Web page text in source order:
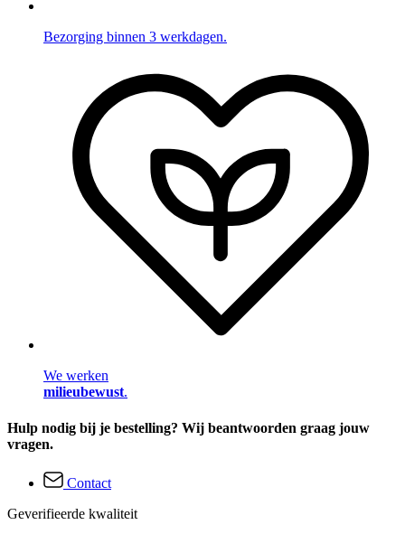
Bezorging binnen 3 werkdagen.
We werken
milieubewust.
Hulp nodig bij je bestelling? Wij beantwoorden graag jouw
vragen.
Contact
Geverifieerde kwaliteit